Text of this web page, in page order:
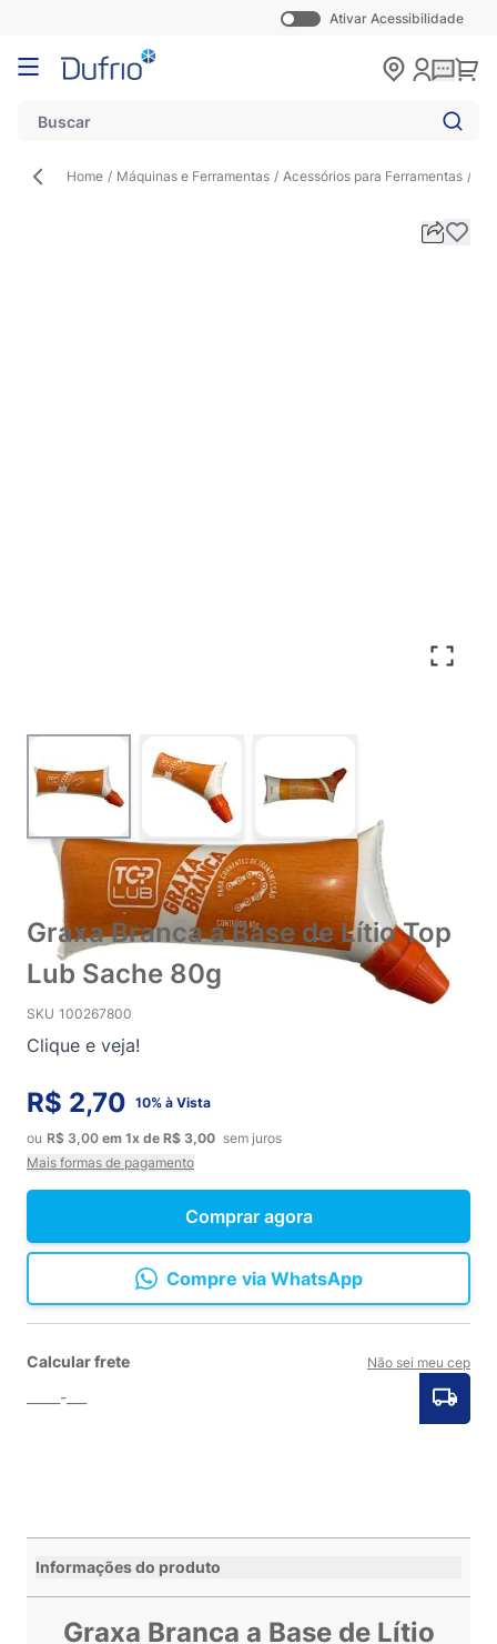
Ativar Acessibilidade
Pular para o conteúdo
Home / Máquinas e Ferramentas / Acessórios para Ferramentas /
View larger image
Graxa Branca a Base de Lítio Top
Lub Sache 80g
SKU 100267800
Clique e veja!
Comprar agora
R$ 2,70 10% à Vista
ou R$ 3,00 em 1x de R$ 3,00 sem juros
Mais formas de pagamento
Compre via WhatsApp
Calcular frete Não sei meu cep
Informações do produto
Graxa Branca a Base de Lítio